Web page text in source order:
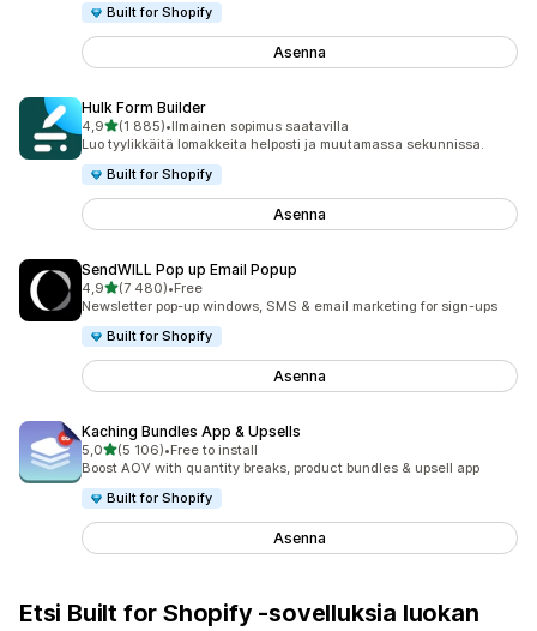
Built for Shopify
Asenna
Hulk Form Builder
4,9/ 5 tähteä
(1 885)
1885 arvostelua yhteensä
•Ilmainen sopimus saatavilla
Luo tyylikkäitä lomakkeita helposti ja muutamassa sekunnissa.
Built for Shopify
Asenna
SendWILL Pop up Email Popup
4,9/ 5 tähteä
(7 480)
7480 arvostelua yhteensä
•Free
Newsletter pop-up windows, SMS & email marketing for sign-ups
Built for Shopify
Asenna
Kaching Bundles App & Upsells
5,0/ 5 tähteä
(5 106)
5106 arvostelua yhteensä
•Free to install
Boost AOV with quantity breaks, product bundles & upsell app
Built for Shopify
Asenna
Etsi Built for Shopify ‑sovelluksia luokan